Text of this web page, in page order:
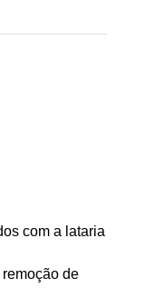
com a lataria
de